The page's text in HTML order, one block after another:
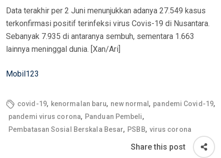
Data terakhir per 2 Juni menunjukkan adanya 27.549 kasus
terkonfirmasi positif terinfeksi virus Covis-19 di Nusantara.
Sebanyak 7.935 di antaranya sembuh, sementara 1.663
lainnya meninggal dunia. [Xan/Ari]
Mobil123
covid-19, kenormalan baru, new normal, pandemi Covid-19,
pandemi virus corona, Panduan Pembeli,
Pembatasan Sosial Berskala Besar, PSBB, virus corona
Share this post